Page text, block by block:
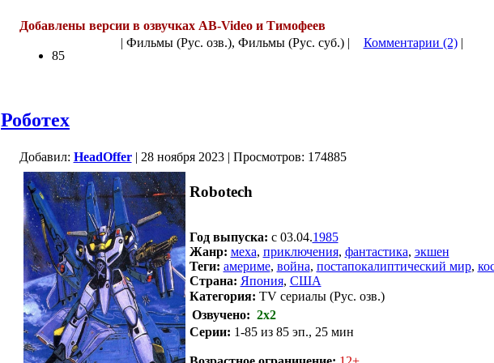
Добавлены версии в озвучках AB-Video и Тимофеев
85
| Фильмы (Рус. озв.), Фильмы (Рус. суб.) | Комментарии (2)|
Роботех
Добавил: HeadOffer| 28 ноября 2023 | Просмотров: 174885
Robotech
Год выпуска: с 03.04.1985
Жанр: меха, приключения, фантастика, экшен
Теги: америме, война, постапокалиптический мир,
Страна: Япония, США
Категория: TV сериалы (Рус. озв.)
Озвучено: 2х2
Серии: 1-85 из 85 эп., 25 мин